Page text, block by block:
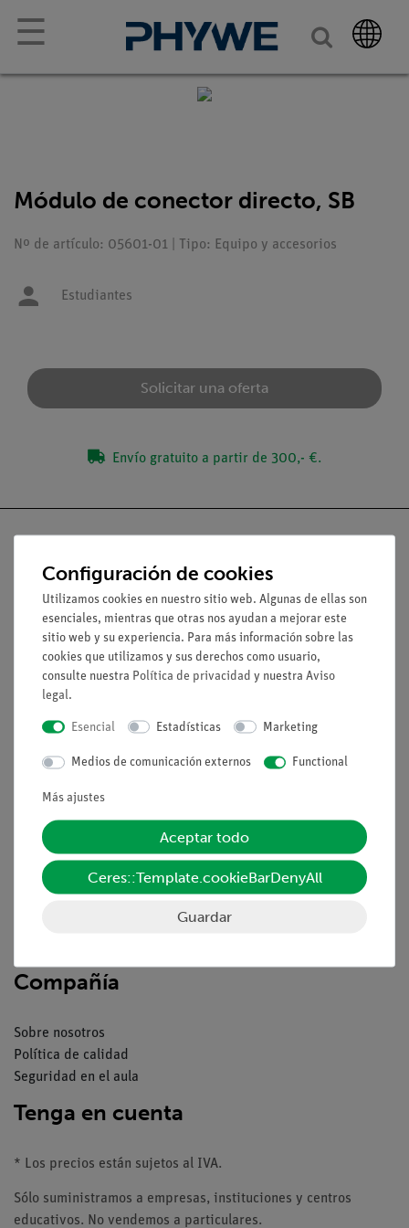
☰
Módulo de conector directo, SB
Nº de artículo: 05601-01 | Tipo: Equipo y accesorios
Estudiantes
Solicitar una oferta
Envío gratuito a partir de 300,- €.
Nach oben
Aviso lega
Contacto
Condiciones comerciales generales
Pie de imprenta
Servicio
Resumen del servicio
Descargas
Compañía
Sobre nosotros
Política de calidad
Seguridad en el aula
Tenga en cuenta
* Los precios están sujetos al IVA.
Sólo suministramos a empresas, instituciones y centros
educativos. No vendemos a particulares.
Configuración de cookies
Utilizamos cookies en nuestro sitio web. Algunas de ellas son
esenciales, mientras que otras nos ayudan a mejorar este
sitio web y su experiencia. Para más información sobre las
cookies que utilizamos y sus derechos como usuario,
consulte nuestra Política de privacidad y nuestra Aviso
legal.
Esencial Estadísticas Marketing
Medios de comunicación externos Functional
Más ajustes
Aceptar todo
Ceres::Template.cookieBarDenyAll
Guardar